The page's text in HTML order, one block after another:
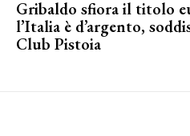
Gribaldo sfiora il titolo
l’Italia è d’argento,
Club Pistoia